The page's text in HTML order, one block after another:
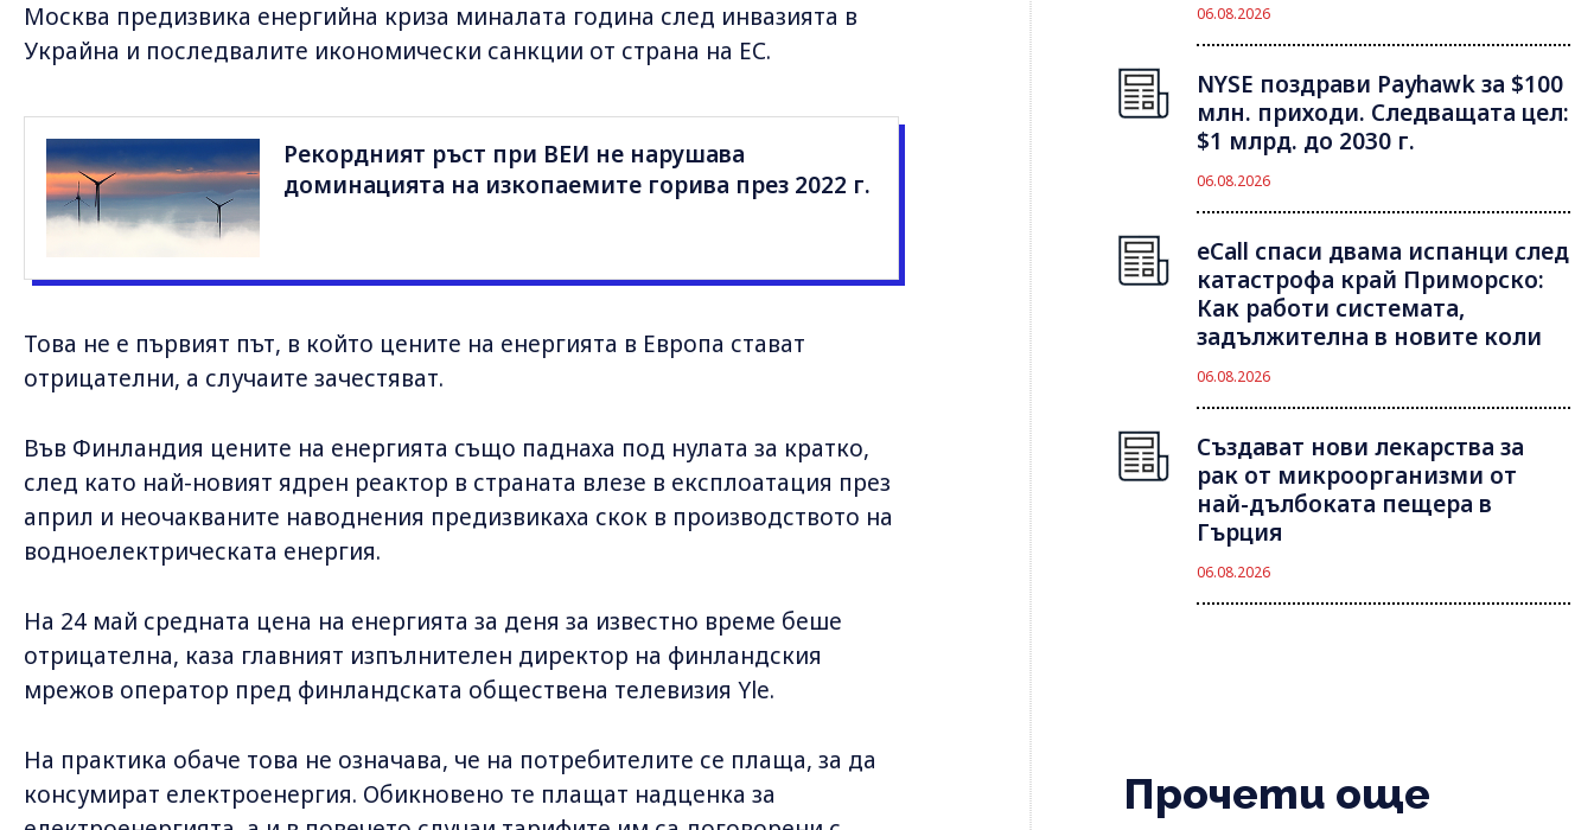
Москва предизвика енергийна криза миналата година след инвазията в
Украйна и последвалите икономически санкции от страна на ЕС.
Рекордният ръст при ВЕИ не нарушава
доминацията на изкопаемите горива през 2022 г.
Това не е първият път, в който цените на енергията в Европа стават
отрицателни, а случаите зачестяват.
Във Финландия цените на енергията също паднаха под нулата за кратко,
след като най-новият ядрен реактор в страната влезе в експлоатация през
април и неочакваните наводнения предизвикаха скок в производството на
водноелектрическата енергия.
На 24 май средната цена на енергията за деня за известно време беше
отрицателна, каза главният изпълнителен директор на финландския
мрежов оператор пред финландската обществена телевизия Yle.
На практика обаче това не означава, че на потребителите се плаща, за да
консумират електроенергия. Обикновено те плащат надценка за
06.08.2026
NYSE поздрави Payhawk за $100
млн. приходи. Следващата цел:
$1 млрд. до 2030 г.
06.08.2026
eCall спаси двама испанци след
катастрофа край Приморско:
Как работи системата,
задължителна в новите коли
06.08.2026
Създават нови лекарства за
рак от микроорганизми от
най-дълбоката пещера в
Гърция
06.08.2026
Прочети още